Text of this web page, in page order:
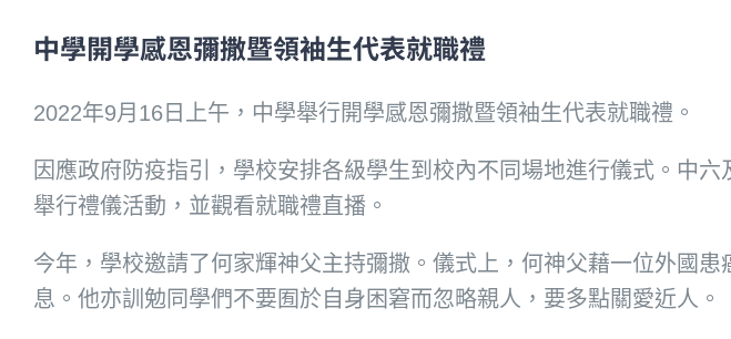
中學開學感恩彌撒暨領袖生代表就職禮
2022年9月16日上午，中學舉行開學感恩彌撒暨領袖生代表就職禮。
因應政府防疫指引，學校安排各級學生到校內不同場地進行儀式。中
舉行禮儀活動，並觀看就職禮直播。
今年，學校邀請了何家輝神父主持彌撒。儀式上，何神父藉一位外國
息。他亦訓勉同學們不要囿於自身困窘而忽略親人，要多點關愛近人。